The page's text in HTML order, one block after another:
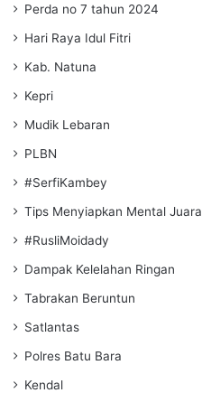
Perda no 7 tahun 2024
Hari Raya Idul Fitri
Kab. Natuna
Kepri
Mudik Lebaran
PLBN
#SerfiKambey
Tips Menyiapkan Mental Juara
#RusliMoidady
Dampak Kelelahan Ringan
Tabrakan Beruntun
Satlantas
Polres Batu Bara
Kendal